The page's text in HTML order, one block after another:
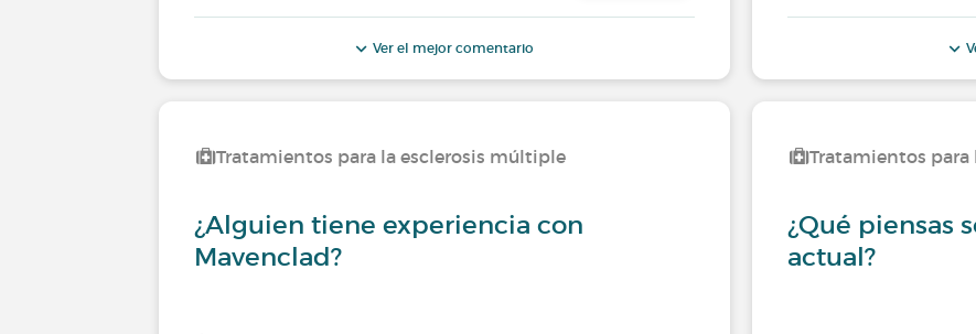
Ver el mejor comentario
Tratamientos para la esclerosis múltiple
¿Alguien tiene experiencia con
Mavenclad?
Tratamientos
¿Qué piensas
actual?